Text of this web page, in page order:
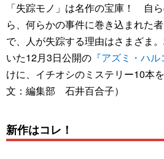
「失踪モノ」は名作の宝庫！ 自
ら、何らかの事件に巻き込まれた
で、人が失踪する理由はさまざま
いた12月3日公開の 『アズミ・ハ
けに、イチオシのミステリー10本
文：編集部 石井百合子）
新作はコレ！